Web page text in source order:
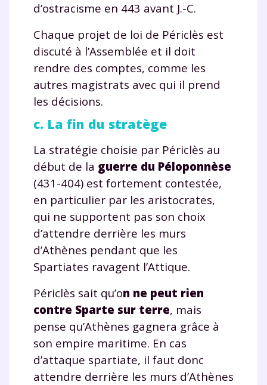
d’ostracisme en 443 avant J.-C.
Chaque projet de loi de Périclès est
discuté à l’Assemblée et il doit
rendre des comptes, comme les
autres magistrats avec qui il prend
les décisions.
c. La fin du stratège
La stratégie choisie par Périclès au
début de la guerre du Péloponnèse
(431-404) est fortement contestée,
en particulier par les aristocrates,
qui ne supportent pas son choix
d’attendre derrière les murs
d’Athènes pendant que les
Spartiates ravagent l’Attique.
Périclès sait qu’on ne peut rien
contre Sparte sur terre, mais
pense qu’Athènes gagnera grâce à
son empire maritime. En cas
d’attaque spartiate, il faut donc
attendre derrière les murs d’Athènes